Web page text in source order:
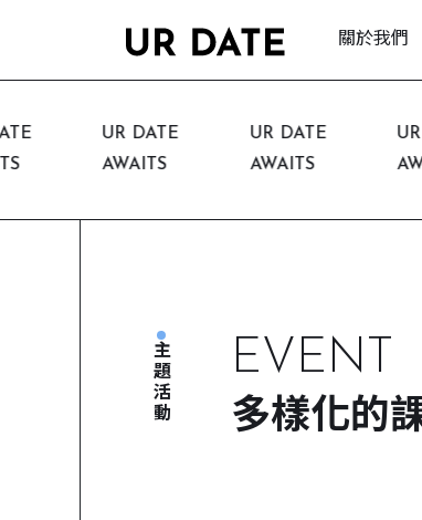
關於我們
UR DATE
AWAITS
UR DATE
AWAITS
UR
主題活動 EVENT
多樣化的